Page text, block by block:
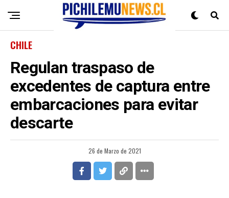
CHILE
Regulan traspaso de
excedentes de captura entre
embarcaciones para evitar
descarte
26 de Marzo de 2021